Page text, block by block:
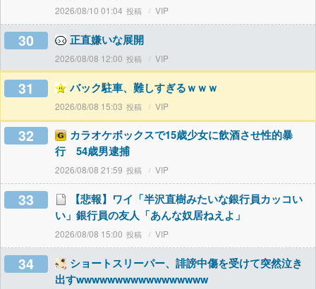
2026/08/10 01:04 VIP
30 正直嫌いな展開
2026/08/08 12:00 VIP
31 バック駐車、難しすぎるｗｗｗ
2026/08/08 15:03 VIP
32
カラオケボックスで15歳少女に飲酒させ性的暴
行 54歳男逮捕
2026/08/08 21:59 VIP
33
【悲報】ワイ「半沢直樹みたいな銀行員カッコい
い」銀行員の友人「あんな奴居ねえよ」
2026/08/08 15:00 VIP
34
ショートスリーパー、誹謗中傷を受けて突然泣き
出すwwwwwwwwwwwwwwwww